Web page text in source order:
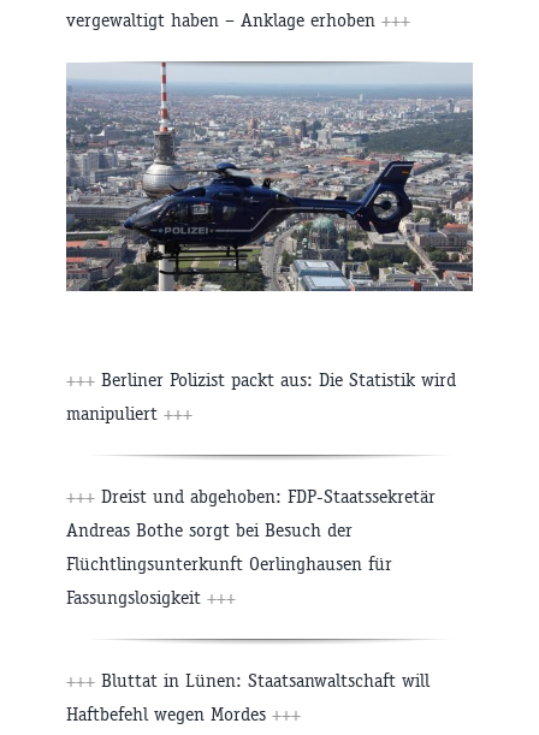
vergewaltigt haben – Anklage erhoben +++
+++ Berliner Polizist packt aus: Die Statistik wird
manipuliert +++
+++ Dreist und abgehoben: FDP-Staatssekretär
Andreas Bothe sorgt bei Besuch der
Flüchtlingsunterkunft Oerlinghausen für
Fassungslosigkeit +++
+++ Bluttat in Lünen: Staatsanwaltschaft will
Haftbefehl wegen Mordes +++